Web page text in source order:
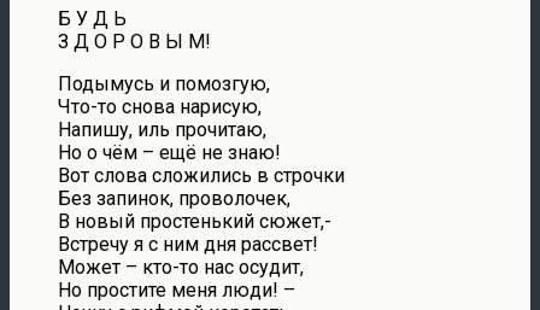
Б У Д Ь
З Д О Р О В Ы М!
Подымусь и помозгую,
Что-то снова нарисую,
Напишу, иль прочитаю,
Но о чём – ещё не знаю!
Вот слова сложились в строчки
Без запинок, проволочек,
В новый простенький сюжет,-
Встречу я с ним дня рассвет!
Может – кто-то нас осудит,
Но простите меня люди! –